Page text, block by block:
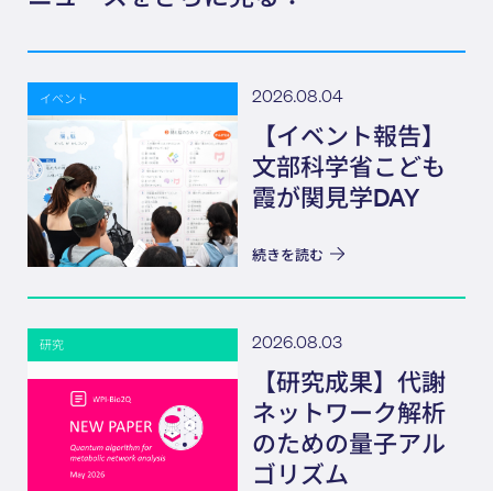
イベント 2026.08.04
【イベント報告】
文部科学省こども
霞が関見学DAY
続きを読む
研究 2026.08.03
【研究成果】代謝
ネットワーク解析
のための量子アル
ゴリズム